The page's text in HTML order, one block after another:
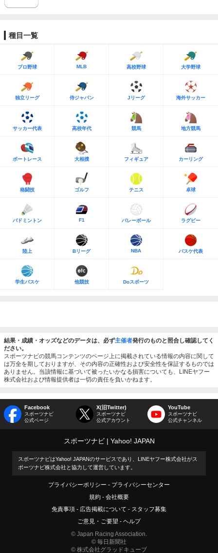
種目一覧
プロ野球 MLB 高校野球 大学野球
独立リーグ 侍ジャパン Jリーグ 海外サッカー
サッカー代表 高校年代 競馬 地方競馬
ボートレース 大相撲 フィギュア カーリング
格闘技 ゴルフ テニス 卓球
バドミントン F1 バレーボール ラグビー
陸上 Bリーグ NBA バスケ代表
学生バスケ 他競技 Doスポーツ
結果・成績・オッズなどのデータは、必ず主催者発行のものと照合し確認してく
ださい。
スポーツナビの競馬コンテンツのページ上に掲載されている情報の内容に関して
は万全を期しておりますが、その内容の正確性および安全性を保証するものでは
ありません。当該情報に基づいて被ったいかなる損害についても、LINEヤフー
株式会社および情報提供者は一切の責任を負いかねます。
Facebook
スポーツナビ
公式ページ
X(旧Twitter)
スポーツナビ
公式アカウント
YouTube
スポーツナビ
公式チャンネル
スポーツナビ Yahoo! JAPAN
スポーツナビはYahoo! JAPANのサービスであり、LINEヤフー株式会社がス
ポーツナビ株式会社と協力して運営しています。
プライバシーポリシー
プライバシーセンター
規約
会社概要
免責事項
広告掲載について
スタッフ募集
ご意見・ご要望
ヘルプ
© Japan Racing Association.
© 毎日新聞社
© 株式会社グラッドキューブ